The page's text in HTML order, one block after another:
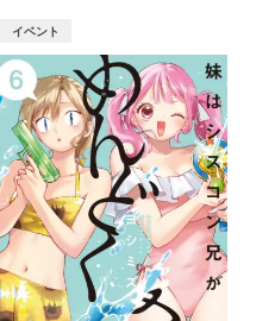
イベント